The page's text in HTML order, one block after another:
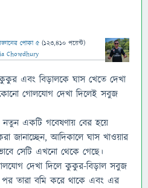
পোকা ৫ (123,410 পয়েন্ট)
Chowdhury
এবং বিড়ালকে ঘাস খেতে দেখা
গোলযোগ দেখা দিলেই সবুজ
নতুন একটি গবেষণায় বের হয়ে
জানাচ্ছেন, আদিকালে ঘাস খাওয়ার
সেটি এখনো থেকে গেছে।
দেখা দিলে কুকুর-বিড়াল সবুজ
পর তারা বমি করে থাকে এবং এর